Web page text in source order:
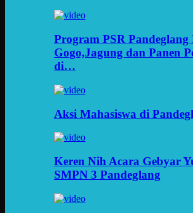
Program PSR Pandeglang
Gogo,Jagung dan Panen
di…
Aksi Mahasiswa di
Keren Nih Acara Gebyar
SMPN 3 Pandeglang